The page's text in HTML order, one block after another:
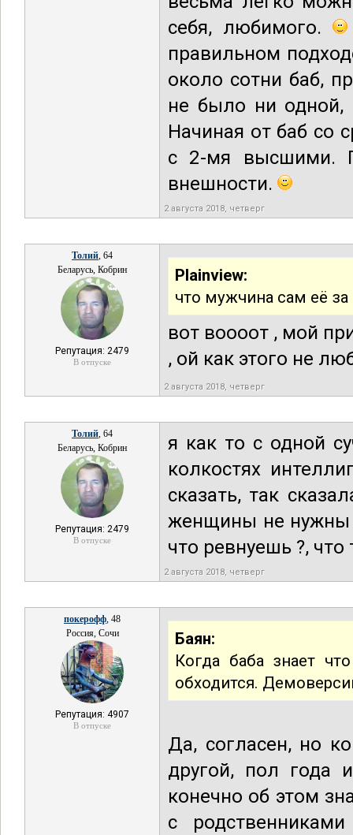
себя, любимого.
правильном
около сотни баб,
не было ни одной,
Начиная от баб со
с 2-мя высшими.
внешности.
2 августа 2018, четверг
Толий, 64
Беларусь, Кобрин
Репутация: 2479
В отпуске
Plainview:
что мужчина сам её
вот воооот , мой
, ой как этого не
2 августа 2018, четверг
Толий, 64
Беларусь, Кобрин
Репутация: 2479
В отпуске
я как то с одной
колкостях
сказать, так
женщины не нужны
что ревнуешь ?,
2 августа 2018, четверг
покерофф, 48
Россия, Сочи
Репутация: 4907
В отпуске
Баян:
Когда баба знает
обходится.
Да, согласен, но
другой, пол года
конечно об этом
с